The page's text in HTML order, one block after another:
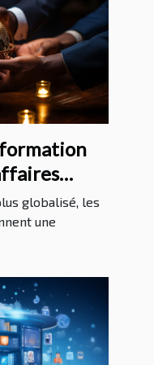
globalisé, les
une